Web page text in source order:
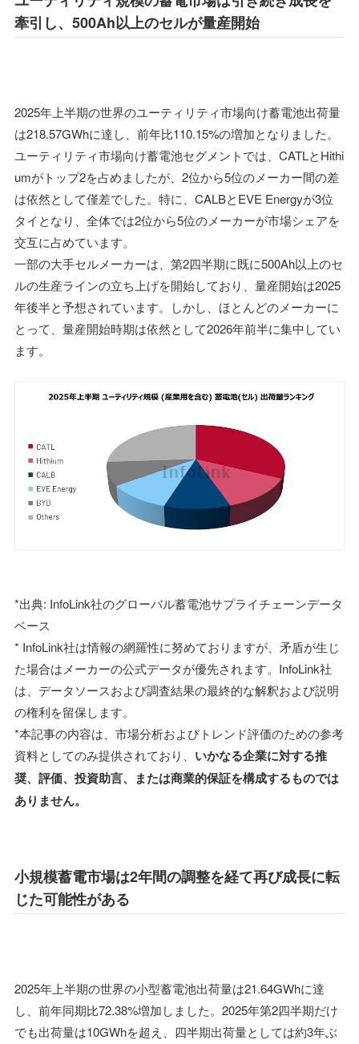
牽引し、500Ah以上のセルが量産開始
2025年上半期の世界のユーティリティ市場向け蓄電池出荷量
は218.57GWhに達し、前年比110.15%の増加となりました。
ユーティリティ市場向け蓄電池セグメントでは、CATLとHithi
umがトップ2を占めましたが、2位から5位のメーカー間の差
は依然として僅差でした。特に、CALBとEVE Energyが3位
タイとなり、全体では2位から5位のメーカーが市場シェアを
交互に占めています。
一部の大手セルメーカーは、第2四半期に既に500Ah以上のセ
ルの生産ラインの立ち上げを開始しており、量産開始は2025
年後半と予想されています。しかし、ほとんどのメーカーに
とって、量産開始時期は依然として2026年前半に集中してい
ます。
*出典: InfoLink社のグローバル蓄電池サプライチェーンデータ
ベース
* InfoLink社は情報の網羅性に努めておりますが、矛盾が生じ
た場合はメーカーの公式データが優先されます。InfoLink社
は、データソースおよび調査結果の最終的な解釈および説明
の権利を留保します。
*本記事の内容は、市場分析およびトレンド評価のための参考
資料としてのみ提供されており、 いかなる企業に対する推
奨、評価、投資助言、または商業的保証を構成するものでは
ありません。
小規模蓄電市場は2年間の調整を経て再び成長に転
じた可能性がある
2025年上半期の世界の小型蓄電池出荷量は21.64GWhに達
し、前年同期比72.38%増加しました。2025年第2四半期だけ
でも出荷量は10GWhを超え、四半期出荷量としては約3年ぶ